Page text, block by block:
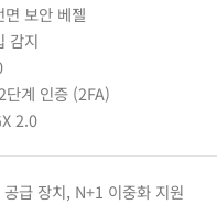
면 보안 베젤
감지
계 인증 (2FA)
2.0
급 장치, N+1 이중화 지원